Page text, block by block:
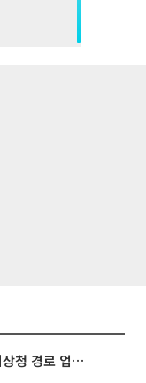
태풍 '돌핀' 오키나와 접근…일본기상청 경로 업데이트